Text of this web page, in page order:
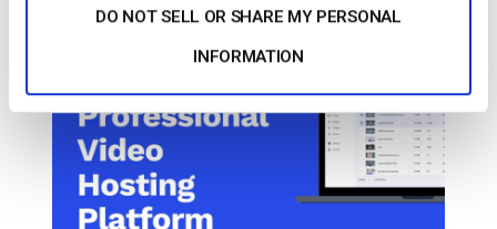
DO NOT SELL OR SHARE MY PERSONAL
INFORMATION